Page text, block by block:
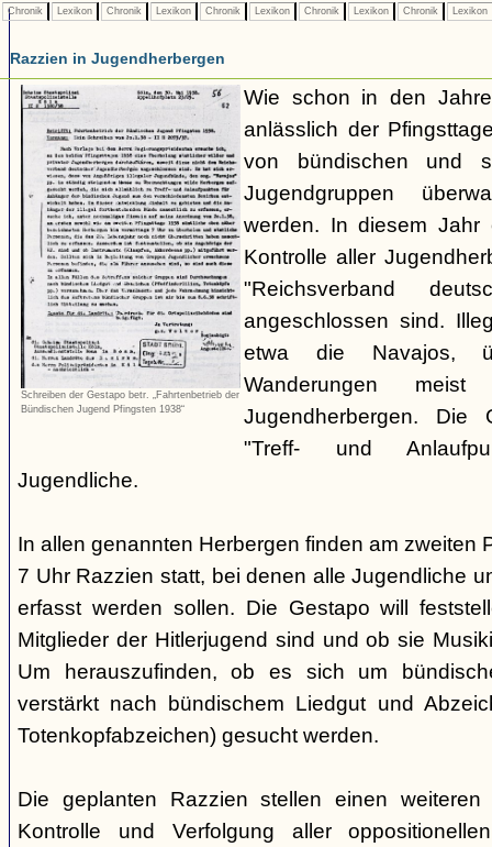
Chronik Lexikon Chronik Lexikon Chronik Lexikon Chronik Lexikon Chronik Lexikon
Razzien in Jugendherbergen
Schreiben der Gestapo betr. „Fahrtenbetrieb der
Bündischen Jugend Pfingsten 1938“
Wie schon in den
anlässlich der
von bündischen und
Jugendgruppen
werden. In diesem Jahr
Kontrolle aller
"Reichsverband
angeschlossen sind.
etwa die Navajos,
Wanderungen
Jugendherbergen.
"Treff- und
Jugendliche.
In allen genannten Herbergen finden am zweiten
7 Uhr Razzien statt, bei denen alle Jugendliche
erfasst werden sollen. Die Gestapo will
Mitglieder der Hitlerjugend sind und ob sie
Um herauszufinden, ob es sich um
verstärkt nach bündischem Liedgut und
Totenkopfabzeichen) gesucht werden.
Die geplanten Razzien stellen einen weiteren
Kontrolle und Verfolgung aller